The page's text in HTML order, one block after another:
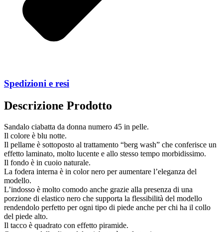
Spedizioni e resi
Descrizione Prodotto
Sandalo ciabatta da donna numero 45 in pelle.
Il colore è blu notte.
Il pellame è sottoposto al trattamento “berg wash” che conferisce un
effetto laminato, molto lucente e allo stesso tempo morbidissimo.
Il fondo è in cuoio naturale.
La fodera interna è in color nero per aumentare l’eleganza del
modello.
L’indosso è molto comodo anche grazie alla presenza di una
porzione di elastico nero che supporta la flessibilità del modello
rendendolo perfetto per ogni tipo di piede anche per chi ha il collo
del piede alto.
Il tacco è quadrato con effetto piramide.